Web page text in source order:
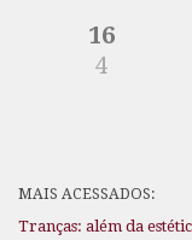
16
4
MAIS ACESSADOS:
Tranças: além da